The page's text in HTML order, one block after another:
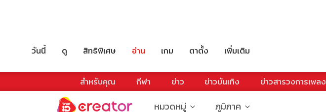
วันนี้ ดู สิทธิพิเศษ อ่าน เกม ตาตั้ง เพิ่มเติม
สำหรับคุณ กีฬา ข่าว ข่าวบันเทิง ข่าวสารวงการเพลง
หมวดหมู่ ภูมิภาค